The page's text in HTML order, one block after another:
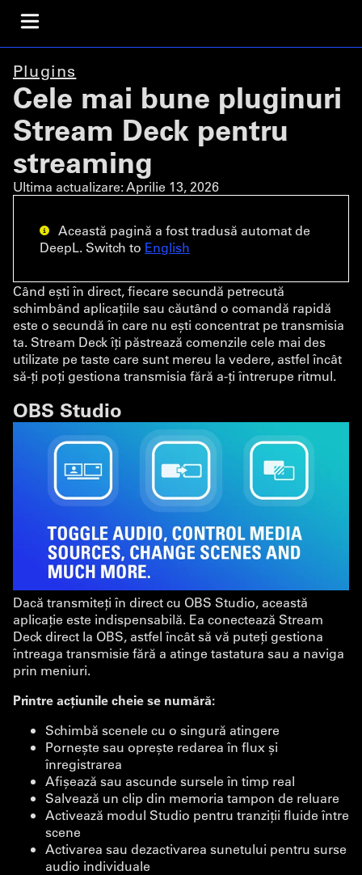
Plugins
Cele mai bune pluginuri
Stream Deck pentru
streaming
Ultima actualizare:Aprilie 13, 2026
Această pagină a fost tradusă automat de
DeepL. Switch to English
Când ești în direct, fiecare secundă petrecută
schimbând aplicațiile sau căutând o comandă rapidă
este o secundă în care nu ești concentrat pe transmisia
ta. Stream Deck îți păstrează comenzile cele mai des
utilizate pe taste care sunt mereu la vedere, astfel încât
să-ți poți gestiona transmisia fără a-ți întrerupe ritmul.
OBS Studio
Dacă transmiteți în direct cu OBS Studio, această
aplicație este indispensabilă. Ea conectează Stream
Deck direct la OBS, astfel încât să vă puteți gestiona
întreaga transmisie fără a atinge tastatura sau a naviga
prin meniuri.
Printre acțiunile cheie se numără:
Schimbă scenele cu o singură atingere
Pornește sau oprește redarea în flux și
înregistrarea
Afișează sau ascunde sursele în timp real
Salvează un clip din memoria tampon de reluare
Activează modul Studio pentru tranziții fluide între
scene
Activarea sau dezactivarea sunetului pentru surse
audio individuale